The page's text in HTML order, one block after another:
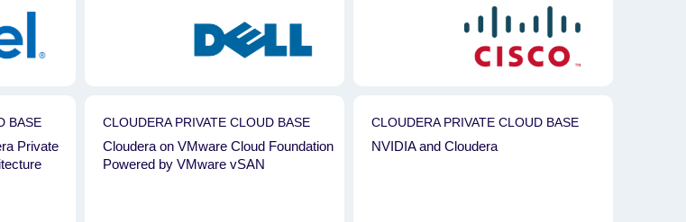
BASE
Private
CLOUDERA PRIVATE CLOUD BASE
Cloudera on VMware Cloud Foundation
Powered by VMware vSAN
CLOUDERA PRIVATE CLOUD BASE
NVIDIA and Cloudera